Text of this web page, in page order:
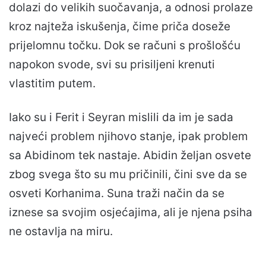
dolazi do velikih suočavanja, a odnosi prolaze
kroz najteža iskušenja, čime priča doseže
prijelomnu točku. Dok se računi s prošlošću
napokon svode, svi su prisiljeni krenuti
vlastitim putem.
Iako su i Ferit i Seyran mislili da im je sada
najveći problem njihovo stanje, ipak problem
sa Abidinom tek nastaje. Abidin željan osvete
zbog svega što su mu pričinili, čini sve da se
osveti Korhanima. Suna traži način da se
iznese sa svojim osjećajima, ali je njena psiha
ne ostavlja na miru.